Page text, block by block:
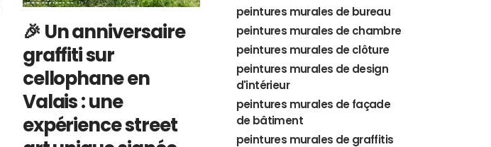
🎉 Un anniversaire
graffiti sur
cellophane en
Valais : une
expérience street
peintures murales de bureau
peintures murales de chambre
peintures murales de clôture
peintures murales de design
d'intérieur
peintures murales de façade
de bâtiment
peintures murales de graffitis